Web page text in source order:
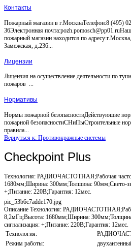
Контакты
Пожарный магазин в г.МоскваТелефон:8 (495)
36Электронная почта:pozh.pomosch@pp01.ruНаш
пожарный магазин находится по адресу:г.Москва,
Замежская, д.236...
Лицензии
Лицензия на осуществление деятельности по
пожаров ...
Нормативы
Нормы пожарной безопасностиДействующие
пожарной безопасностиСНиПыСтроительные
правила...
Вернуться к: Противокражные системы
Checkpoint Plus
Технология: РАДИОЧАСТОТНАЯ;Рабочая
1680мм;Ширина: 300мм;Толщина: 90мм;Свето-
+;Питание: 220В;Гарантия: 12мес.
pic_53b6c7adde170.jpg
Описание Технология:
8,2мГц;Высота: 1680мм;Ширина:
сигнализация: +;Питание: 220В;Гарантия: 12мес.
Технология:
Режим работы: